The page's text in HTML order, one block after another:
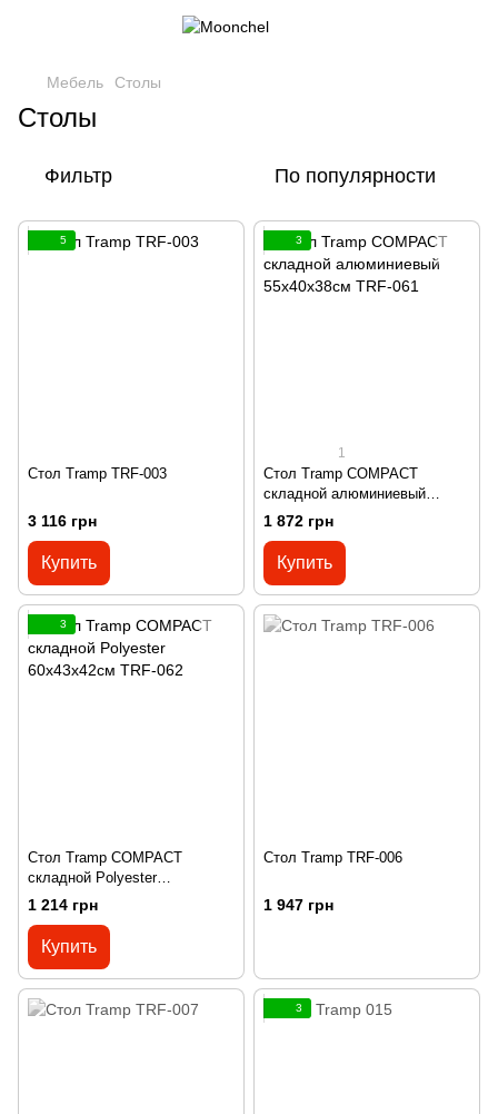
Мебель Столы
Столы
Фильтр По популярности
5
Стол Tramp TRF-003
3 116 грн
Купить
3
1
Стол Tramp COMPACT
складной алюминиевый
55х40х38см TRF-061
1 872 грн
Купить
3
Стол Tramp COMPACT
складной Polyester
60х43х42см TRF-062
1 214 грн
Купить
Стол Tramp TRF-006
1 947 грн
3